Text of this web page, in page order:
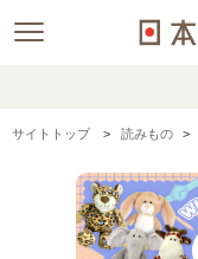
サイトトップ 読みもの